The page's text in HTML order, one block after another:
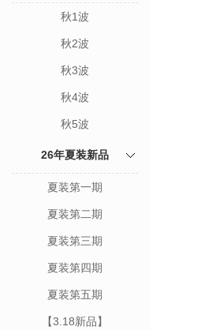
秋1波
秋2波
秋3波
秋4波
秋5波
26年夏装新品
夏装第一期
夏装第二期
夏装第三期
夏装第四期
夏装第五期
【3.18新品】